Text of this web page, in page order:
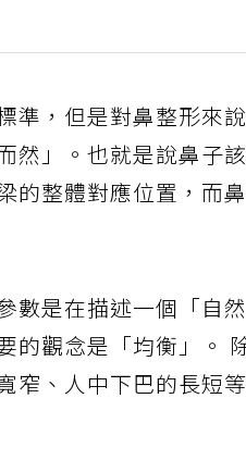
準，但是對鼻整形
然」。也就是說鼻子
的整體對應位置，而
數是在描述一個「自
的觀念是「均衡」。
窄、人中下巴的長短